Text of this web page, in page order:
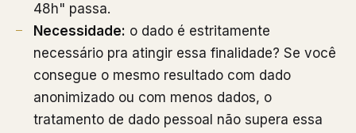
48h" passa.
Necessidade: o dado é estritamente
necessário pra atingir essa finalidade? Se você
consegue o mesmo resultado com dado
anonimizado ou com menos dados, o
tratamento de dado pessoal não supera essa